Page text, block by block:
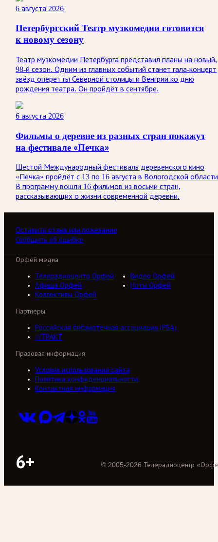
6 августа 2026
Петербургский Театр музкомедии готовится
к новому сезону
Театр музкомедии Петербурга представил планы на новый,
98-й сезон. Одним из главных событий станет гала-концерт
звёзд оперетты Северной столицы и Венгрии ко дню
рождения театра. Он пройдёт в сентябре.
6 августа 2026
Фильмы о деревне из разных стран покажут
на фестивале «Печка»
Шестой Международный фестиваль деревенского кино
«Печка» пройдёт с 13 по 16 августа в Вологодской
В программу вошли 16 фильмов из восьми стран,
рассказывающих о жизни современной деревни.
Оставить отзыв или пожелание
Сообщить об ошибке
Орфей медиа
Телерадиоцентр Орфей
Видео Орфей
Афиша Орфей
Ноты Орфей
Коллективы Орфей
Партнеры
Российская библиотечная ассоциация (РБА)
///ТРАКТ
Правовая информация
Условия использования сайта
Политика конфиденциальности
Контактная информация
6+ © 2005-2026 Телерадиоцентр